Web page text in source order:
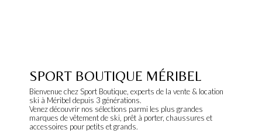
SPORT BOUTIQUE MÉRIBEL
Bienvenue chez Sport Boutique, experts de la vente & location
ski à Méribel depuis 3 générations.
Venez découvrir nos sélections parmi les plus grandes
marques de vêtement de ski, prêt à porter, chaussures et
accessoires pour petits et grands.